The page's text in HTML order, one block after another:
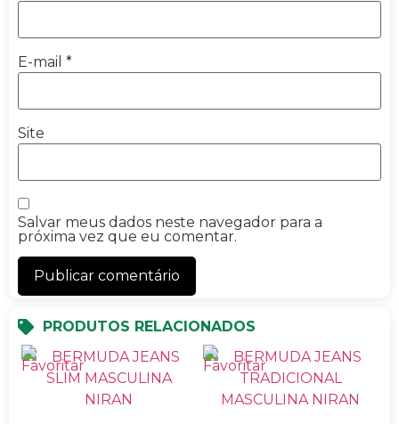
E-mail *
Site
Salvar meus dados neste navegador para a
próxima vez que eu comentar.
PRODUTOS RELACIONADOS